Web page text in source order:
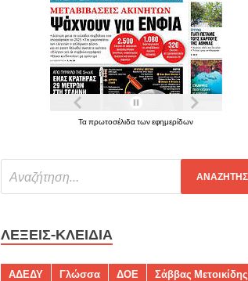
Τα πρωτοσέλιδα των εφημερίδων
ΛΈΞΕΙΣ-ΚΛΕΙΔΙΆ
ΑΔΕΔΥ Γλώσσα ΔΟΕ
Σάββας Μετοικίδης